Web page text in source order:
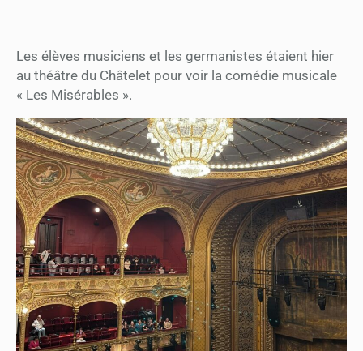
Les élèves musiciens et les germanistes étaient hier
au théâtre du Châtelet pour voir la comédie musicale
« Les Misérables ».